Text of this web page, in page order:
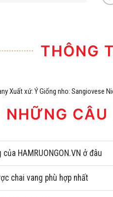
THÔNG
Xuất xứ: Ý Giống nho: Sangiovese
NHỮNG CÂU
HAMRUONGON.VN ở đâu
chai vang phù hợp nhất